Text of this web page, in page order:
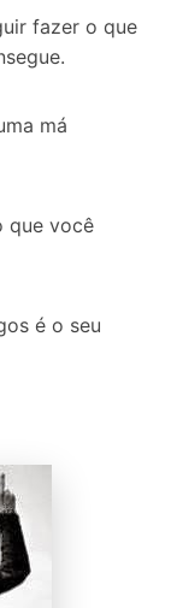
fazer o que
má
que você
é o seu